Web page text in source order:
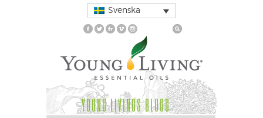
Svenska
YOUNG LIVINGS BLOGG